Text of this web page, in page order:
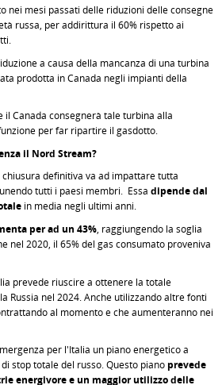
nei mesi passati delle riduzioni delle consegne
russa, per addirittura il 60% rispetto ai
a causa della mancanza di una turbina
prodotta in Canada negli impianti della
il Canada consegnerà tale turbina alla
per far ripartire il gasdotto.
il Nord Stream?
definitiva va ad impattare tutta
tutti i paesi membri. Essa dipende dal
in media negli ultimi anni.
per ad un 43%, raggiungendo la soglia
nel 2020, il 65% del gas consumato proveniva
prevede riuscire a ottenere la totale
Russia nel 2024. Anche utilizzando altre fonti
al momento e che aumenteranno nei
per l'Italia un piano energetico a
stop totale del russo. Questo piano prevede
energivore e un maggior utilizzo delle